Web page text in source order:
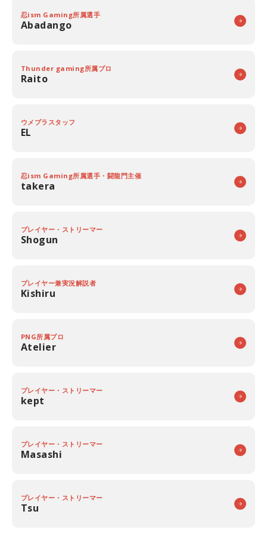
忍ism Gaming所属選手
Abadango
Thunder gaming所属プロ
Raito
ウメブラスタッフ
EL
忍ism Gaming所属選手・闘龍門主催
takera
プレイヤー・ストリーマー
Shogun
プレイヤー兼実況解説者
Kishiru
PNG所属プロ
Atelier
プレイヤー・ストリーマー
kept
プレイヤー・ストリーマー
Masashi
プレイヤー・ストリーマー
Tsu